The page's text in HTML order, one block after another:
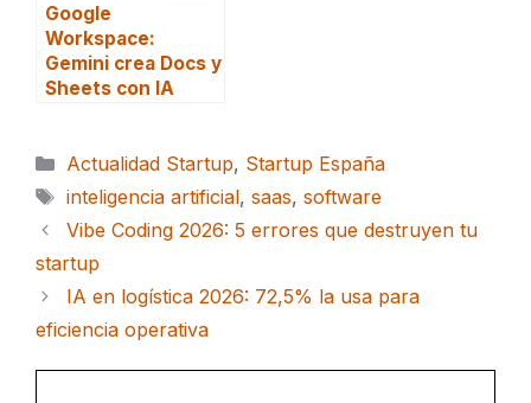
Google
Workspace:
Gemini crea Docs y
Sheets con IA
Categorías
Actualidad Startup, Startup España
Etiquetas
inteligencia artificial, saas, software
Vibe Coding 2026: 5 errores que destruyen tu
startup
IA en logística 2026: 72,5% la usa para
eficiencia operativa